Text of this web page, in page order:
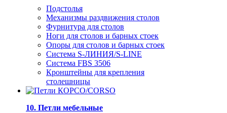
Подстолья
Механизмы раздвижения столов
Фурнитура для столов
Ноги для столов и барных стоек
Опоры для столов и барных стоек
Система S-ЛИНИЯ/S-LINE
Система FBS 3506
Кронштейны для крепления
столешницы
10. Петли мебельные